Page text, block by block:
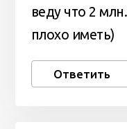
веду что 2
плохо иметь)
Ответить